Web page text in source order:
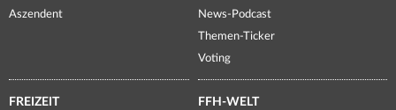
Aszendent
News-Podcast
Themen-Ticker
Voting
FREIZEIT FFH-WELT